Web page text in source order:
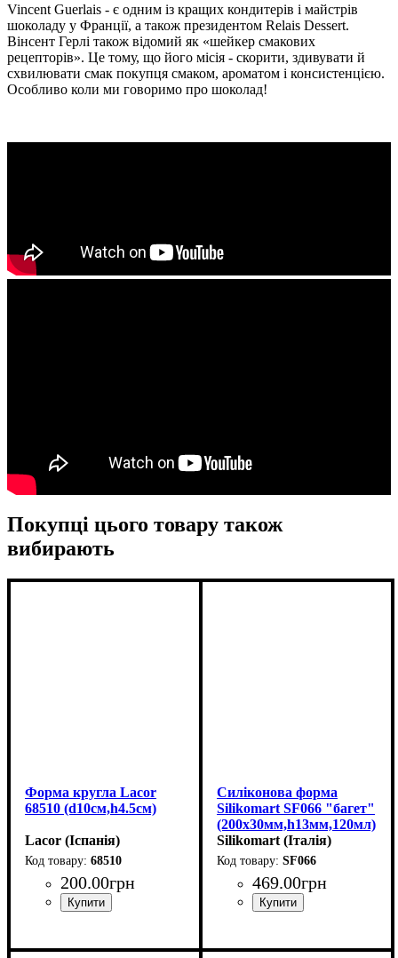
Vincent Guerlais - є одним із кращих кондитерів і майстрів
шоколаду у Франції, а також президентом Relais Dessert.
Вінсент Герлі також відомий як «шейкер смакових
рецепторів». Це тому, що його місія - скорити, здивувати й
схвилювати смак покупця смаком, ароматом і консистенцією.
Особливо коли ми говоримо про шоколад!
Покупці цього товару також
вибирають
Форма кругла Lacor
68510 (d10см,h4.5см)
Lacor (Іспанія)
68510
200.00грн
Силіконова форма
Silikomart SF066 "багет"
(200х30мм,h13мм,120мл)
Silikomart (Італія)
SF066
469.00грн